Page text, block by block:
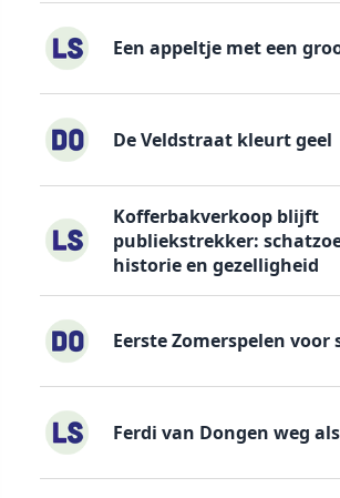
Een appeltje met een
De Veldstraat kleurt geel
Kofferbakverkoop blijft
publiekstrekker:
historie en gezelligheid
Eerste Zomerspelen voor
Ferdi van Dongen weg